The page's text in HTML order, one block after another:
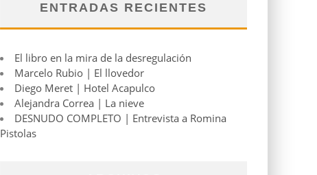
ENTRADAS RECIENTES
El libro en la mira de la desregulación
Marcelo Rubio | El llovedor
Diego Meret | Hotel Acapulco
Alejandra Correa | La nieve
DESNUDO COMPLETO | Entrevista a Romina
Pistolas